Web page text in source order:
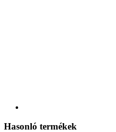
Hasonló termékek